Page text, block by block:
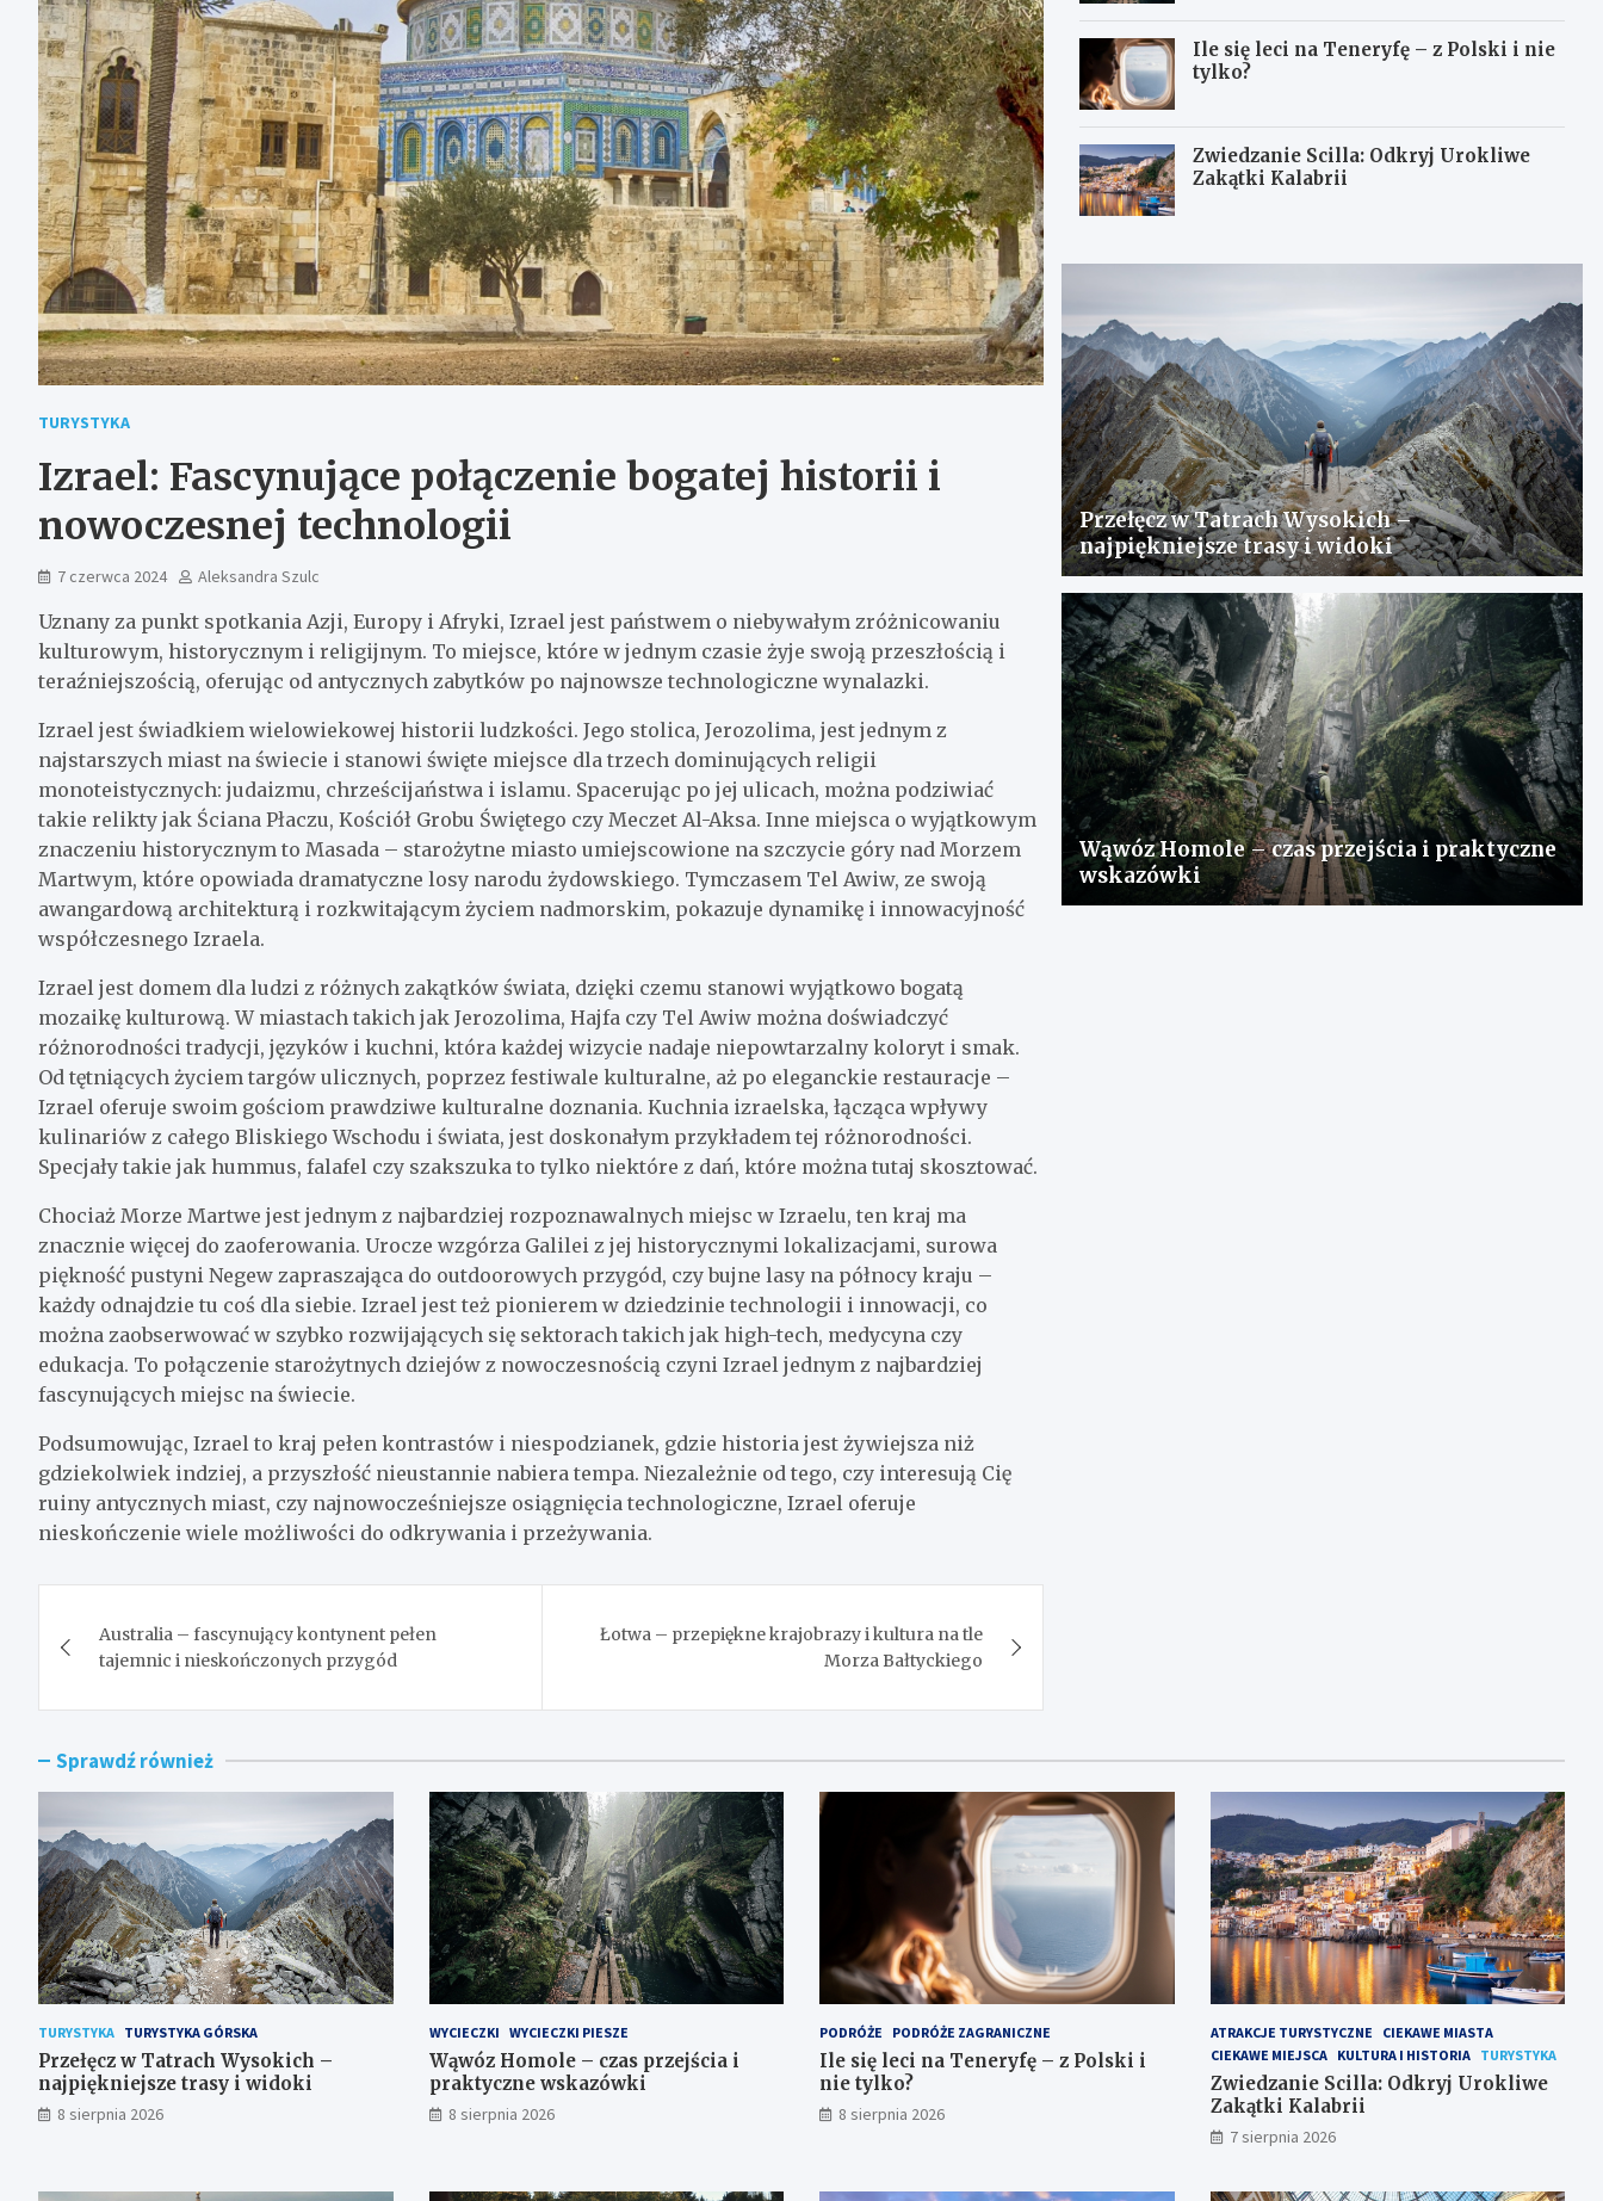
TURYSTYKA
Izrael: Fascynujące połączenie bogatej historii i
nowoczesnej technologii
7 czerwca 2024 Aleksandra Szulc
Uznany za punkt spotkania Azji, Europy i Afryki, Izrael jest państwem o niebywałym zróżnicowaniu
kulturowym, historycznym i religijnym. To miejsce, które w jednym czasie żyje swoją przeszłością i
teraźniejszością, oferując od antycznych zabytków po najnowsze technologiczne wynalazki.
Izrael jest świadkiem wielowiekowej historii ludzkości. Jego stolica, Jerozolima, jest jednym z
najstarszych miast na świecie i stanowi święte miejsce dla trzech dominujących religii
monoteistycznych: judaizmu, chrześcijaństwa i islamu. Spacerując po jej ulicach, można podziwiać
takie relikty jak Ściana Płaczu, Kościół Grobu Świętego czy Meczet Al-Aksa. Inne miejsca o wyjątkowym
znaczeniu historycznym to Masada – starożytne miasto umiejscowione na szczycie góry nad Morzem
Martwym, które opowiada dramatyczne losy narodu żydowskiego. Tymczasem Tel Awiw, ze swoją
awangardową architekturą i rozkwitającym życiem nadmorskim, pokazuje dynamikę i innowacyjność
współczesnego Izraela.
Izrael jest domem dla ludzi z różnych zakątków świata, dzięki czemu stanowi wyjątkowo bogatą
mozaikę kulturową. W miastach takich jak Jerozolima, Hajfa czy Tel Awiw można doświadczyć
różnorodności tradycji, języków i kuchni, która każdej wizycie nadaje niepowtarzalny koloryt i smak.
Od tętniących życiem targów ulicznych, poprzez festiwale kulturalne, aż po eleganckie restauracje –
Izrael oferuje swoim gościom prawdziwe kulturalne doznania. Kuchnia izraelska, łącząca wpływy
kulinariów z całego Bliskiego Wschodu i świata, jest doskonałym przykładem tej różnorodności.
Specjały takie jak hummus, falafel czy szakszuka to tylko niektóre z dań, które można tutaj skosztować.
Chociaż Morze Martwe jest jednym z najbardziej rozpoznawalnych miejsc w Izraelu, ten kraj ma
znacznie więcej do zaoferowania. Urocze wzgórza Galilei z jej historycznymi lokalizacjami, surowa
piękność pustyni Negew zapraszająca do outdoorowych przygód, czy bujne lasy na północy kraju –
każdy odnajdzie tu coś dla siebie. Izrael jest też pionierem w dziedzinie technologii i innowacji, co
można zaobserwować w szybko rozwijających się sektorach takich jak high-tech, medycyna czy
edukacja. To połączenie starożytnych dziejów z nowoczesnością czyni Izrael jednym z najbardziej
fascynujących miejsc na świecie.
Podsumowując, Izrael to kraj pełen kontrastów i niespodzianek, gdzie historia jest żywiejsza niż
gdziekolwiek indziej, a przyszłość nieustannie nabiera tempa. Niezależnie od tego, czy interesują Cię
ruiny antycznych miast, czy najnowocześniejsze osiągnięcia technologiczne, Izrael oferuje
nieskończenie wiele możliwości do odkrywania i przeżywania.
wpisu
Australia – fascynujący kontynent pełen
tajemnic i nieskończonych przygód
Łotwa – przepiękne krajobrazy i kultura na tle
Morza Bałtyckiego
Ile się leci na Teneryfę – z Polski i nie
tylko?
Zwiedzanie Scilla: Odkryj Urokliwe
Zakątki Kalabrii
Przełęcz w Tatrach Wysokich –
najpiękniejsze trasy i widoki
Wąwóz Homole – czas przejścia i praktyczne
wskazówki
Sprawdź również
TURYSTYKA TURYSTYKA GÓRSKA
Przełęcz w Tatrach Wysokich –
najpiękniejsze trasy i widoki
8 sierpnia 2026
WYCIECZKI WYCIECZKI PIESZE
Wąwóz Homole – czas przejścia i
praktyczne wskazówki
8 sierpnia 2026
PODRÓŻE PODRÓŻE ZAGRANICZNE
Ile się leci na Teneryfę – z Polski i
nie tylko?
8 sierpnia 2026
ATRAKCJE TURYSTYCZNE
CIEKAWE MIASTA
CIEKAWE MIEJSCA
KULTURA I HISTORIA TURYSTYKA
Zwiedzanie Scilla: Odkryj Urokliwe
Zakątki Kalabrii
7 sierpnia 2026